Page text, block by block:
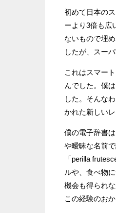
初めて日本の
ーより3倍も広
ないもので埋
したが、スー
これはスマー
んでした。僕
した。そんな
かれた新しい
僕の電子辞書
や曖昧な名前
「perilla
ルや、食べ物
機会も得られ
この経験のお